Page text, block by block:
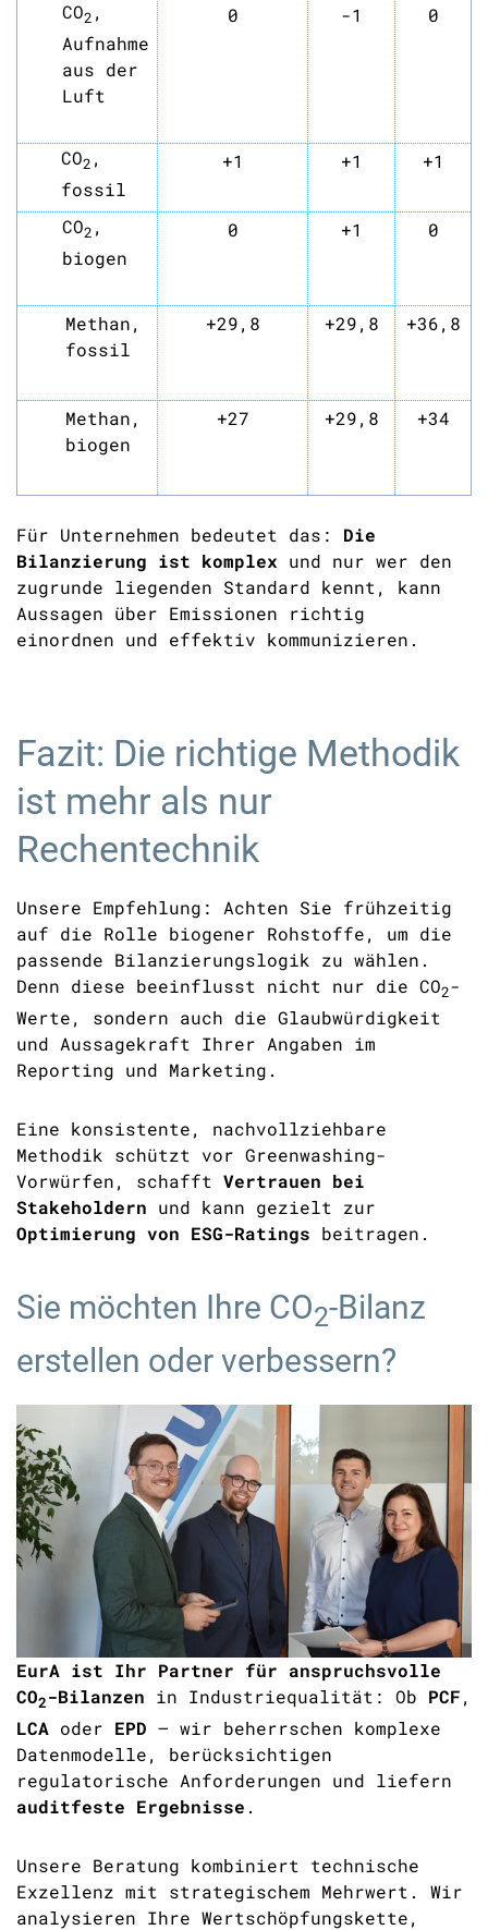
CO2 ,
Aufnahme
aus der
Luft
0 -1 0
CO2 ,
fossil
+1 +1 +1
CO2 ,
biogen
0 +1 0
Methan,
fossil
+29,8 +29,8 +36,8
Methan,
biogen
+27 +29,8 +34
Für Unternehmen bedeutet das: Die
Bilanzierung ist komplex und nur wer den
zugrunde liegenden Standard kennt, kann
Aussagen über Emissionen richtig
einordnen und effektiv kommunizieren.
Fazit: Die richtige Methodik
ist mehr als nur
Rechentechnik
Unsere Empfehlung: Achten Sie frühzeitig
auf die Rolle biogener Rohstoffe, um die
passende Bilanzierungslogik zu wählen.
Denn diese beeinflusst nicht nur die CO2-
Werte, sondern auch die Glaubwürdigkeit
und Aussagekraft Ihrer Angaben im
Reporting und Marketing.
Eine konsistente, nachvollziehbare
Methodik schützt vor Greenwashing-
Vorwürfen, schafft Vertrauen bei
Stakeholdern und kann gezielt zur
Optimierung von ESG-Ratings beitragen.
Sie möchten Ihre CO2-Bilanz
erstellen oder verbessern?
EurA ist Ihr Partner für anspruchsvolle
CO2-Bilanzen in Industriequalität: Ob PCF,
LCA oder EPD – wir beherrschen komplexe
Datenmodelle, berücksichtigen
regulatorische Anforderungen und liefern
auditfeste Ergebnisse .
Unsere Beratung kombiniert technische
Exzellenz mit strategischem Mehrwert. Wir
analysieren Ihre Wertschöpfungskette,